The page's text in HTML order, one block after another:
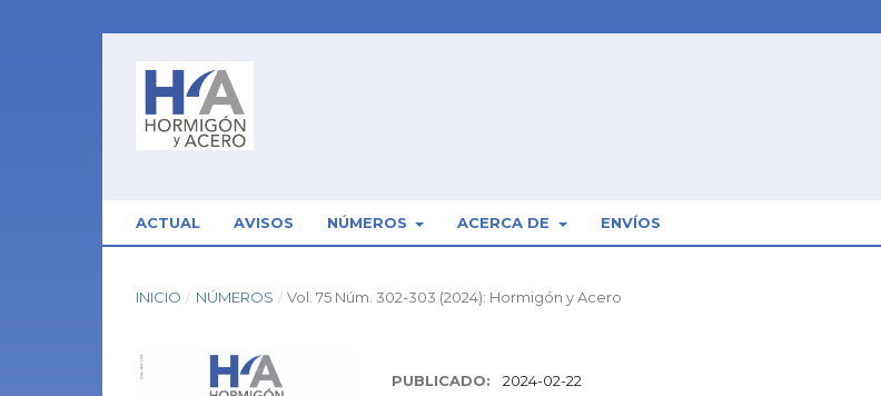
ACTUAL AVISOS NÚMEROS ACERCA DE ENVÍOS
INICIO / NÚMEROS / Vol. 75 Núm. 302-303 (2024): Hormigón y Acero
PUBLICADO: 2024-02-22